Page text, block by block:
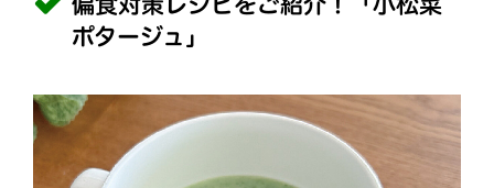
偏食対策レシピをご紹介！「小松菜
ポタージュ」